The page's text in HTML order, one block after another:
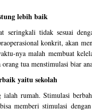
lebih baik
seringkali tidak sesuai
konkrit, akan
nya malah membuat
tua menstimulasi biar
yaitu sekolah
ialah rumah. Stimulasi
memberi stimulasi